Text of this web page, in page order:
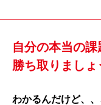
自分の本当の課
勝ち取りましょ
わかるんだけど、